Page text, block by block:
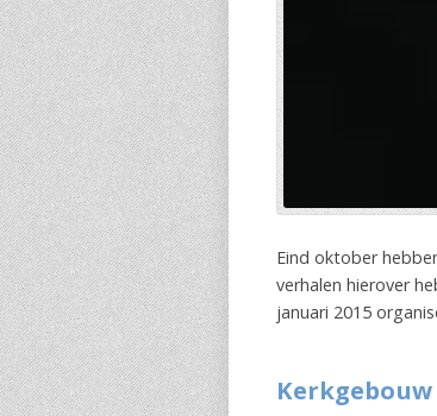
Eind oktober
verhalen hierover
januari 2015